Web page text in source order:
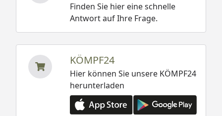
Finden Sie hier eine schnelle
Antwort auf Ihre Frage.
KÖMPF24
Hier können Sie unsere KÖMPF24
herunterladen